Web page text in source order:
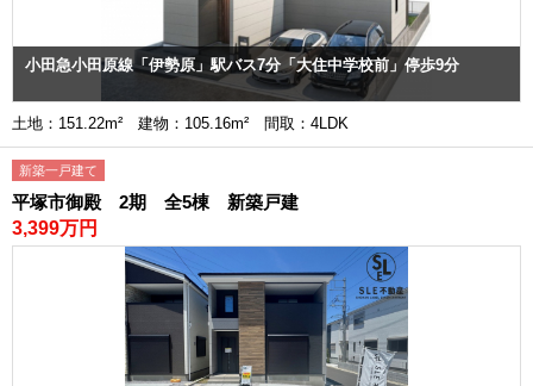
小田急小田原線「伊勢原」駅バス7分「大住中学校前」停歩9分
土地：151.22m² 建物：105.16m² 間取：4LDK
新築一戸建て
平塚市御殿 2期 全5棟 新築戸建
3,399万円